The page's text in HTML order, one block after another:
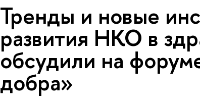
Тренды и новые
развития НКО в
обсудили на
добра»